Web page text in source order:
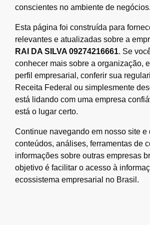
conscientes no ambiente de negócios.
Esta página foi construída para
relevantes e atualizadas sobre a
RAI DA SILVA 09274216661. Se
conhecer mais sobre a organização,
perfil empresarial, conferir sua
Receita Federal ou simplesmente
está lidando com uma empresa
está o lugar certo.
Continue navegando em nosso site e
conteúdos, análises, ferramentas de
informações sobre outras empresas
objetivo é facilitar o acesso à
ecossistema empresarial no Brasil.